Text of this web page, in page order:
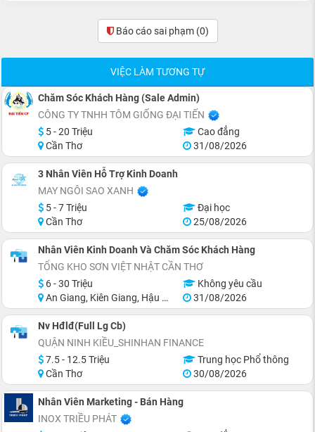
Báo cáo sai phạm (0)
VIỆC LÀM TƯƠNG TỰ
Chăm Sóc Khách Hàng (Sale Admin)
CÔNG TY TNHH TÔM GIỐNG ĐẠI TIẾN
5 - 20 Triệu
Cao đẳng
Cần Thơ
31/08/2026
3 Nhân Viên Hỗ Trợ Kinh Doanh
MAY NGÔI SAO XANH
5 - 7 Triệu
Đại học
Cần Thơ
25/08/2026
Nhân Viên Kinh Doanh Và Chăm Sóc Khách Hàng
TỔNG KHO SƠN VIỆT NHẬT CẦN THƠ
6 - 30 Triệu
Không yêu cầu
An Giang, Kiên Giang, Hậu Giang, Sóc Trăng, Bạc Liêu, Cà Mau
31/08/2026
Nv Hđlđ(Full Lg Cb)
QUẬN NINH KIỀU_SHINHAN FINANCE
7.5 - 12.5 Triệu
Trung học Phổ thông
Cần Thơ
30/08/2026
Nhân Viên Marketing - Bán Hàng
INOX TRIỀU PHÁT